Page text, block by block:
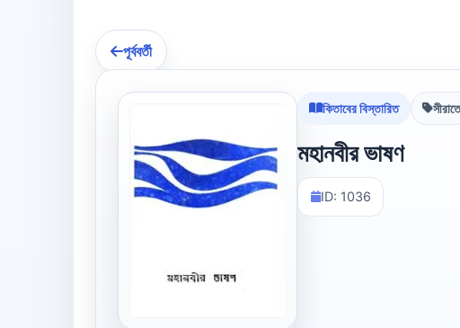
পূর্ববর্তী
কিতাবের বিস্তারিত
মহানবীর ভাষণ
ID: 1036